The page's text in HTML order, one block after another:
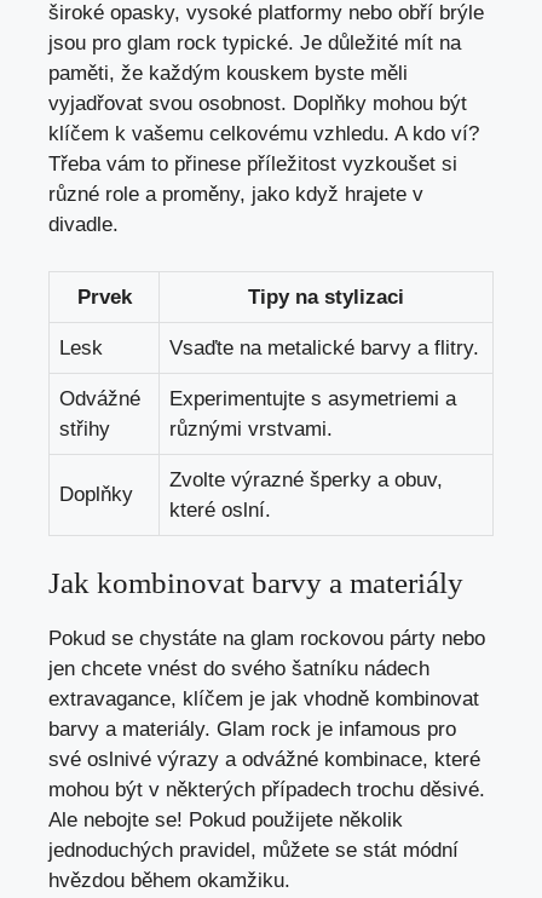
široké opasky, vysoké platformy nebo obří brýle
jsou pro glam rock typické. Je důležité mít na
paměti, že každým kouskem byste měli
vyjadřovat svou osobnost. Doplňky mohou být
klíčem k vašemu celkovému vzhledu. A kdo ví?
Třeba vám to přinese příležitost vyzkoušet si
různé role a proměny, jako když hrajete v
divadle.
Prvek Tipy na stylizaci
Lesk Vsaďte na metalické barvy a flitry.
Odvážné
střihy
Experimentujte s asymetriemi a
různými vrstvami.
Doplňky
Zvolte výrazné šperky a obuv,
které oslní.
Jak kombinovat barvy a materiály
Pokud se chystáte na glam rockovou párty nebo
jen chcete vnést do svého šatníku nádech
extravagance, klíčem je jak vhodně kombinovat
barvy a materiály. Glam rock je infamous pro
své oslnivé výrazy a odvážné kombinace, které
mohou být v některých případech trochu děsivé.
Ale nebojte se! Pokud použijete několik
jednoduchých pravidel, můžete se stát módní
hvězdou během okamžiku.